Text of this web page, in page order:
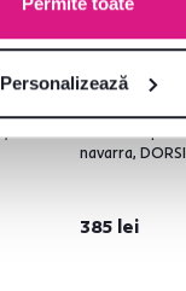
Personalizează
navarra, DORSI
385 lei